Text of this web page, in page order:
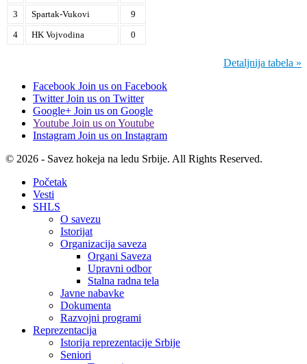
3
Spartak-Vukovi
9
4
HK Vojvodina 0
Detaljnija tabela »
Facebook Join us on Facebook
Twitter Join us on Twitter
Google+ Join us on Google
Youtube Join us on Youtube
Instagram Join us on Instagram
© 2026 - Savez hokeja na ledu Srbije. All Rights Reserved.
Početak
Vesti
SHLS
O savezu
Istorijat
Organizacija saveza
Organi Saveza
Upravni odbor
Stalna radna tela
Javne nabavke
Dokumenta
Razvojni programi
Reprezentacija
Istorija reprezentacije Srbije
Seniori